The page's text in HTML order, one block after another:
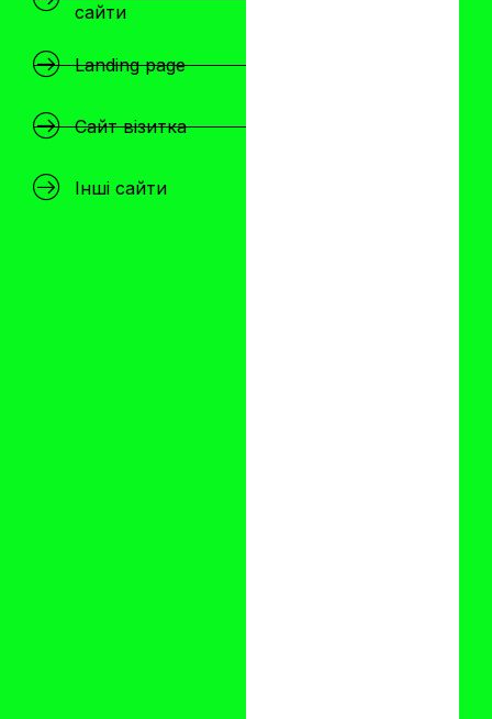
сайти
Landing page
Сайт візитка
Інші сайти